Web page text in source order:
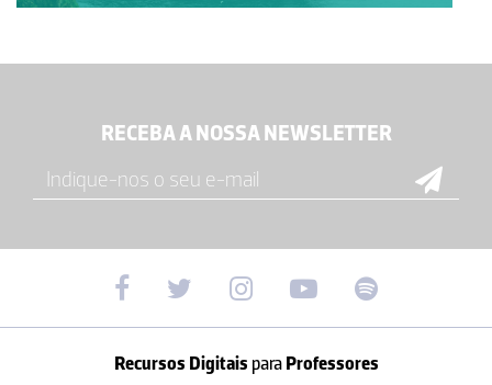
RECEBA A NOSSA NEWSLETTER
Recursos Digitais paraProfessores